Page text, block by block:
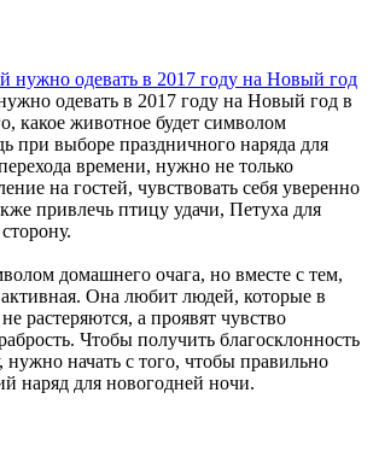
одевать в 2017 году на Новый год в
какое животное будет символом
при выборе праздничного наряда для
времени, нужно не только
на гостей, чувствовать себя уверенно
привлечь птицу удачи, Петуха для
домашнего очага, но вместе с тем,
активная. Она любит людей, которые в
растеряются, а проявят чувство
Чтобы получить благосклонность
нужно начать с того, чтобы правильно
наряд для новогодней ночи.